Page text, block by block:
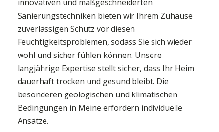
innovativen und maßgeschneiderten
Sanierungstechniken bieten wir Ihrem Zuhause
zuverlässigen Schutz vor diesen
Feuchtigkeitsproblemen, sodass Sie sich wieder
wohl und sicher fühlen können. Unsere
langjährige Expertise stellt sicher, dass Ihr Heim
dauerhaft trocken und gesund bleibt. Die
besonderen geologischen und klimatischen
Bedingungen in Meine erfordern individuelle
Ansätze.